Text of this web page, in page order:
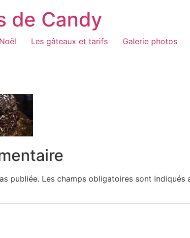
de Candy
Les gâteaux et tarifs Galerie photos
publiée. Les champs obligatoires sont indiqués